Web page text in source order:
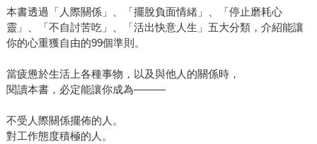
本書透過「人際關係」、「擺脫負面情緒」、「停止磨耗心
靈」、「不自討苦吃」、「活出快意人生」五大分類，介紹能讓
你的心重獲自由的99個準則。
當疲憊於生活上各種事物，以及與他人的關係時，
閱讀本書，必定能讓你成為———
不受人際關係擺佈的人。
對工作態度積極的人。